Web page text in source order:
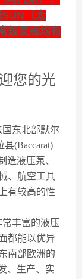
（太
规泵阀均有
您的光
东北部默尔
(Baccarat)
造液压泵、
、航空工具
有较高的性
丰富的液压
都能以优异
南部欧洲的
、生产、实